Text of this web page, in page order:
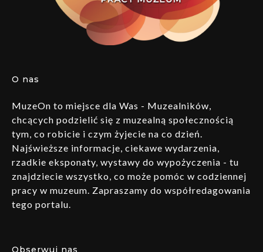
O nas
MuzeOn to miejsce dla Was - Muzealników,
chcących podzielić się z muzealną społecznością
tym, co robicie i czym żyjecie na co dzień.
Najświeższe informacje, ciekawe wydarzenia,
rzadkie eksponaty, wystawy do wypożyczenia - tu
znajdziecie wszystko, co może pomóc w codziennej
pracy w muzeum. Zapraszamy do współredagowania
tego portalu.
Obserwuj nas